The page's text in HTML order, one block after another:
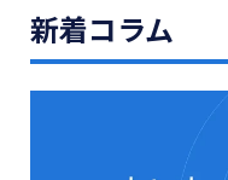
新着コラム